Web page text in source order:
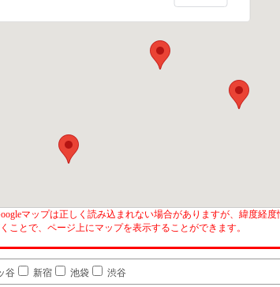
マップは正しく読み込まれない場合がありますが、緯度経度
ことで、ページ上にマップを表示することができます。
谷 新宿 池袋 渋谷